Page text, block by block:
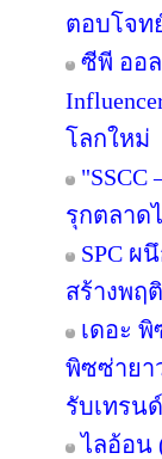
ตอบโจท
ซีพี ออ
โลกใหม่
รุกตลาด
SPC ผ
สร้างพฤ
เดอะ
พิซซ่ายา
รับเทรน
ไลอ้อน